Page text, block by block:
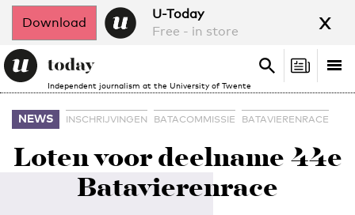
Download
U-Today
Free - in store
x
Independent journalism at the University of Twente
Search
Search
NEWS INSCHRIJVINGEN BATACOMMISSIE BATAVIERENRACE
Loten voor deelname 44e
Batavierenrace